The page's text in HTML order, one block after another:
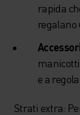
rapida
regalano
Accessori
e a
Strati extra: